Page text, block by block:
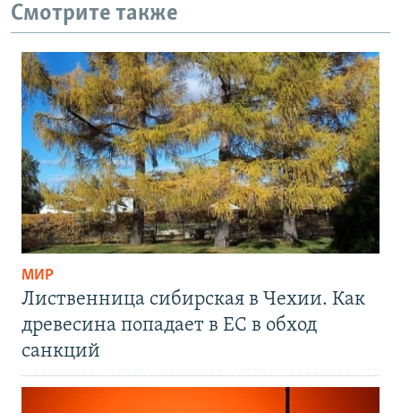
Смотрите также
МИР
Лиственница сибирская в Чехии. Как
древесина попадает в ЕС в обход
санкций